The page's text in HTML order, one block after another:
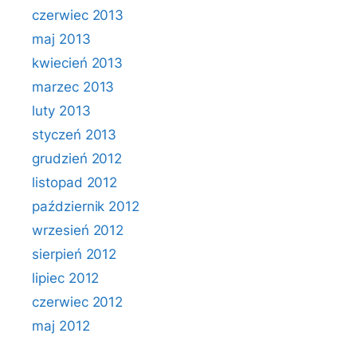
czerwiec 2013
maj 2013
kwiecień 2013
marzec 2013
luty 2013
styczeń 2013
grudzień 2012
listopad 2012
październik 2012
wrzesień 2012
sierpień 2012
lipiec 2012
czerwiec 2012
maj 2012